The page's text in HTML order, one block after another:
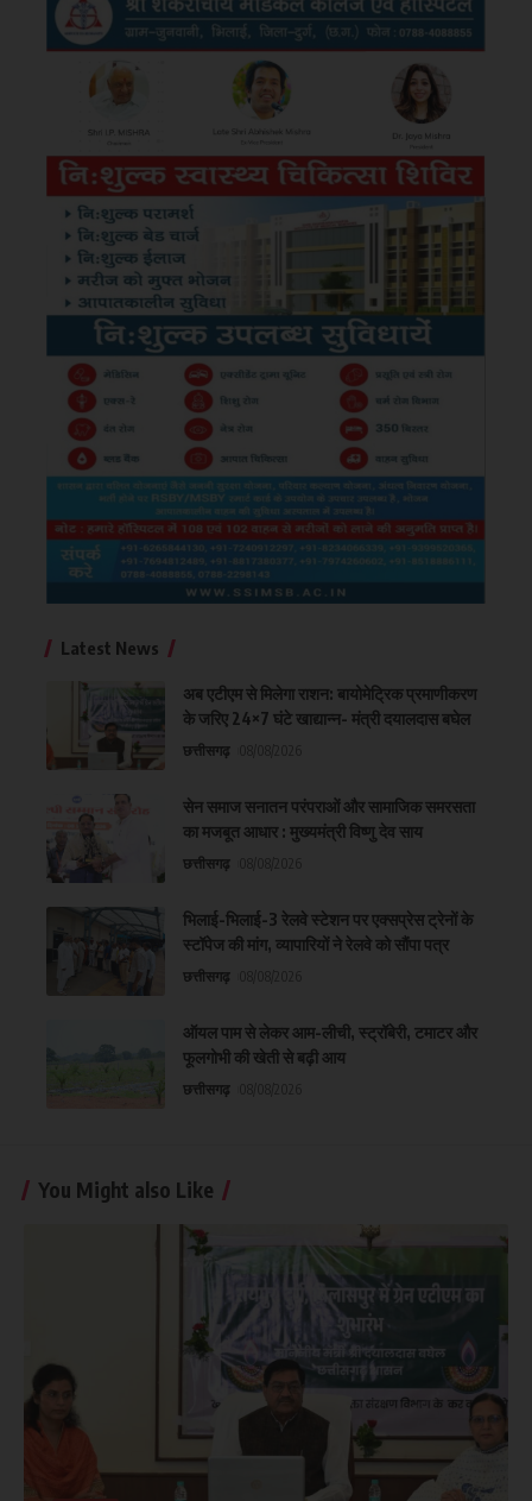
Latest News
अब एटीएम से मिलेगा राशन: बायोमेट्रिक प्रमाणीकरण
के जरिए 24×7 घंटे खाद्यान्न- मंत्री दयालदास बघेल
छत्तीसगढ़
सेन समाज सनातन परंपराओं और सामाजिक समरसता
का मजबूत आधार : मुख्यमंत्री विष्णु देव साय
छत्तीसगढ़
भिलाई-भिलाई-3 रेलवे स्टेशन पर एक्सप्रेस ट्रेनों के
स्टॉपेज की मांग, व्यापारियों ने रेलवे को सौंपा पत्र
छत्तीसगढ़
ऑयल पाम से लेकर आम-लीची, स्ट्रॉबेरी, टमाटर और
फूलगोभी की खेती से बढ़ी आय
छत्तीसगढ़
You Might also Like